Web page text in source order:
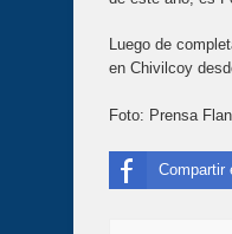
Luego de
en Chivilcoy
Foto: Prensa
Compartir